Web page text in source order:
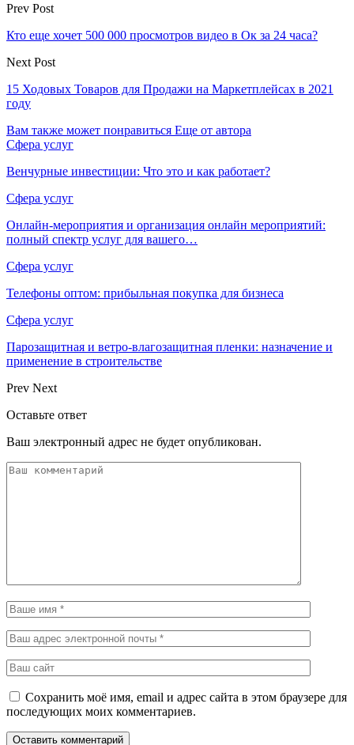
Prev Post
Кто еще хочет 500 000 просмотров видео в Ок за 24 часа?
Next Post
15 Ходовых Товаров для Продажи на Маркетплейсах в 2021
году
Вам также может понравиться Еще от автора
Сфера услуг
Венчурные инвестиции: Что это и как работает?
Сфера услуг
Онлайн-мероприятия и организация онлайн мероприятий:
полный спектр услуг для вашего…
Сфера услуг
Телефоны оптом: прибыльная покупка для бизнеса
Сфера услуг
Парозащитная и ветро-влагозащитная пленки: назначение и
применение в строительстве
Prev Next
Оставьте ответ
Ваш электронный адрес не будет опубликован.
Сохранить моё имя, email и адрес сайта в этом браузере для
последующих моих комментариев.